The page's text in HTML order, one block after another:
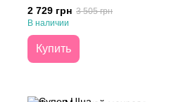
Бамбук/Хлопок Кремовый M
2 729 грн 3 505 грн
В наличии
Купить